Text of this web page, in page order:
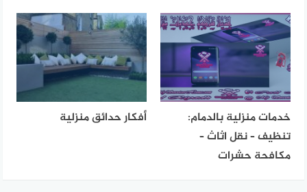
خدمات منزلية بالدمام:
تنظيف – نقل اثاث –
مكافحة حشرات
أفكار حدائق منزلية